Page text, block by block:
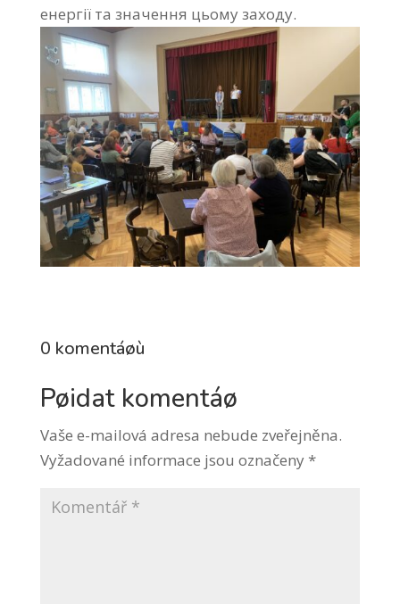
енергії та значення цьому заходу.
0 komentáøù
Pøidat komentáø
Vaše e-mailová adresa nebude zveřejněna.
Vyžadované informace jsou označeny *